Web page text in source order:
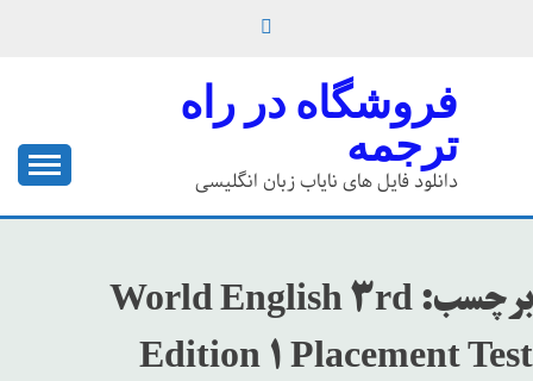
فروشگاه در راه
ترجمه
دانلود فایل های نایاب زبان انگلیسی
برچسب: World English 3rd
Edition 1 Placement Test